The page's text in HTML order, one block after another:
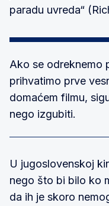
paradu uvreda“
Ako se odreknemo
prihvatimo prve
domaćem filmu,
nego izgubiti.
U jugoslovenskoj
nego što bi bilo ko
da ih je skoro